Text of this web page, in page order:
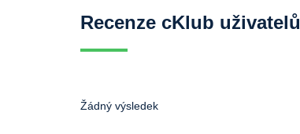
Recenze cKlub uživatelů
Žádný výsledek